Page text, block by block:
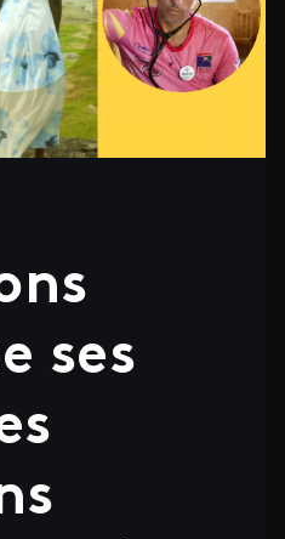
ses